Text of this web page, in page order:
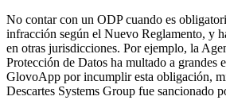
No contar con un ODP cuando es
infracción según el Nuevo Reglamento, y
en otras jurisdicciones. Por ejemplo, la
Protección de Datos ha multado a grandes
GlovoApp por incumplir esta obligación,
Descartes Systems Group fue sancionado